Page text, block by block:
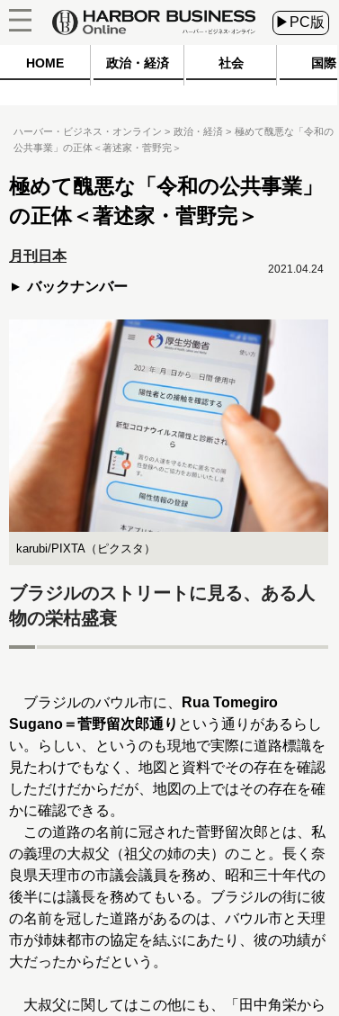
▶PC版
HOME 政治・経済 社会 国際
ハーバー・ビジネス・オンライン 政治・経済
極めて醜悪な「令和の
公共事業」の正体＜著述家・菅野完＞
極めて醜悪な「令和の公共事業」
の正体＜著述家・菅野完＞
月刊日本
バックナンバー
2021.04.24
karubi/PIXTA（ピクスタ）
ブラジルのストリートに見る、ある人
物の栄枯盛衰
ブラジルのバウル市に、
Rua Tomegiro
Sugano＝菅野留次郎通り という通りがあるらし
い。らしい、というのも現地で実際に道路標識を
見たわけでもなく、地図と資料でその存在を確認
しただけだからだが、地図の上ではその存在を確
かに確認できる。
この道路の名前に冠された菅野留次郎とは、私
の義理の大叔父（祖父の姉の夫）のこと。長く奈
良県天理市の市議会議員を務め、昭和三十年代の
後半には議長を務めてもいる。ブラジルの街に彼
の名前を冠した道路があるのは、バウル市と天理
市が姉妹都市の協定を結ぶにあたり、彼の功績が
大だったからだという。
大叔父に関してはこの他にも、「田中角栄から